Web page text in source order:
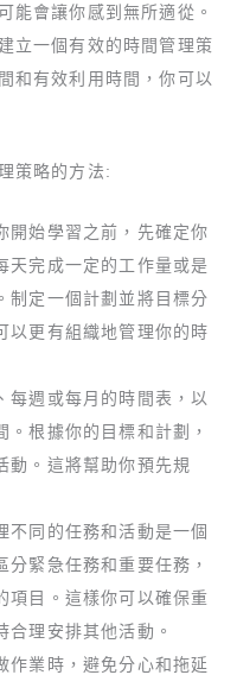
能會讓你感到無所適從。
立一個有效的時間管理策
和有效利用時間，你可以
策略的方法:
開始學習之前，先確定你
天完成一定的工作量或是
制定一個計劃並將目標分
以更有組織地管理你的時
每週或每月的時間表，以
。根據你的目標和計劃，
動。這將幫助你預先規
不同的任務和活動是一個
分緊急任務和重要任務，
項目。這樣你可以確保重
合理安排其他活動。
作業時，避免分心和拖延